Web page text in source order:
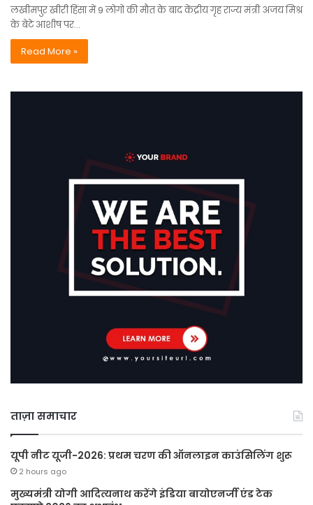
लखीमपुर खीरी हिंसा में 9 लोगों की मौत के बाद केंद्रीय गृह राज्य मंत्री अजय मिश्र
के बेटे आशीष पर…
Read More »
ताज़ा समाचार
यूपी नीट यूजी-2026: प्रथम चरण की ऑनलाइन काउंसिलिंग शुरू
2 hours ago
मुख्यमंत्री योगी आदित्यनाथ करेंगे इंडिया बायोएनर्जी एंड टेक